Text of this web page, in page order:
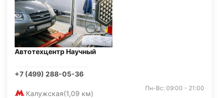
Автотехцентр Научный
+7 (499) 288-05-36
Калужская(1,09 км)
Пн-Вс: 09:00 - 21:00